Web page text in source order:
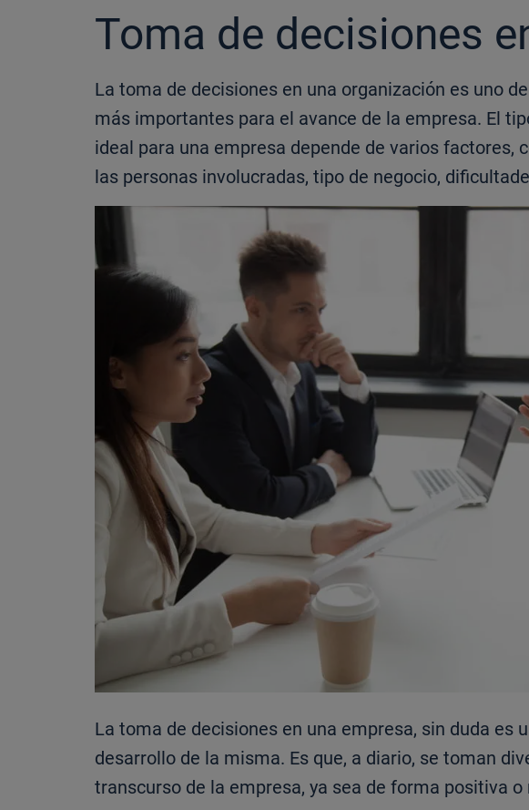
Toma de decisiones
La toma de decisiones en una organización es uno
más importantes para el avance de la empresa. El
ideal para una empresa depende de varios factores,
las personas involucradas, tipo de negocio,
La toma de decisiones en una empresa, sin duda es
desarrollo de la misma. Es que, a diario, se toman
transcurso de la empresa, ya sea de forma positiva o